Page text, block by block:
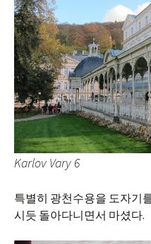
Karlov Vary 6
특별히 광천수용을 도자기
시듯 돌아다니면서 마셨다.